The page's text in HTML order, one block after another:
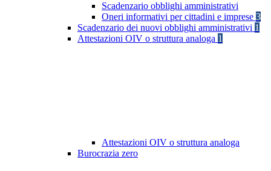
Scadenzario obblighi amministrativi
Oneri informativi per cittadini e imprese 3
Scadenzario dei nuovi obblighi amministrativi 1
Attestazioni OIV o struttura analoga 1
Attestazioni OIV o struttura analoga
Burocrazia zero